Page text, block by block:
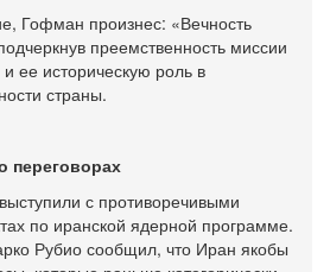
Гофман произнес: «Вечность
преемственность миссии
и ее историческую роль в
страны.
переговорах
с противоречивыми
по иранской ядерной программе.
Рубио сообщил, что Иран якобы